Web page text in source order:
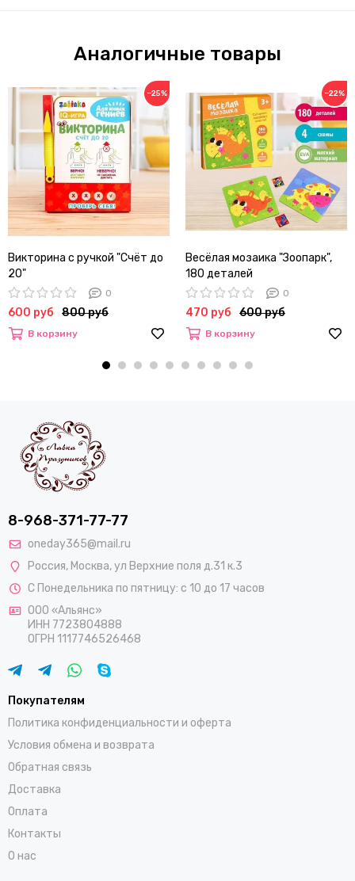
Аналогичные товары
−25%
Викторина с ручкой "Счёт до
20"
0
600 руб 800 руб
В корзину
−22%
Весёлая мозаика "Зоопарк",
180 деталей
0
470 руб 600 руб
В корзину
8-968-371-77-77
oneday365@mail.ru
Россия, Москва,ул Верхние поля д.31 к.3
С Понедельника по пятницу: с 10 до 17 часов
ООО «Альянс»
ИНН 7723804888
ОГРН 1117746526468
Покупателям
Политика конфиденциальности и оферта
Условия обмена и возврата
Обратная связь
Доставка
Оплата
Контакты
О нас